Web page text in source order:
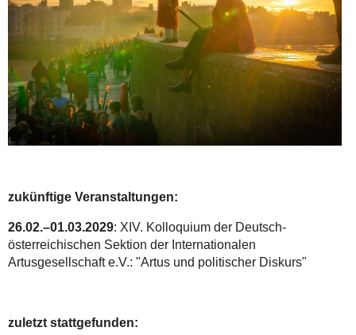
zukünftige Veranstaltungen:
26.02.–01.03.2029: XIV. Kolloquium der Deutsch-
österreichischen Sektion der Internationalen
Artusgesellschaft e.V.: "Artus und politischer Diskurs"
zuletzt stattgefunden: